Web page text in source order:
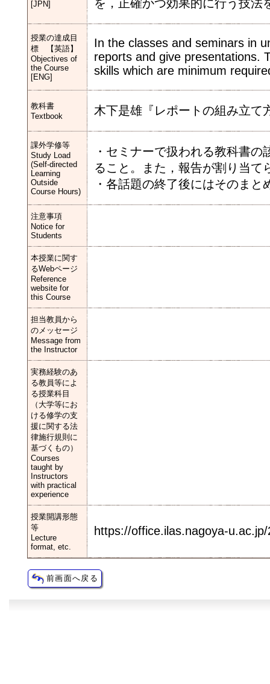
[JPN]
を，正確かつ効果的に行う技法
授業の達成目
標 【英語】
Objectives of
the Course
[ENG]
In the classes and seminars in
reports and give presentations.
skills which are minimum
教科書
Textbook
木下是雄『レポートの組み立て
課外学修等
Study Load
(Self-directed
Learning
Outside
Course Hours)
・セミナーで扱われる教科書
ること。また，報告が割り当て
・各話題の終了後にはそのま
注意事項
Notice for
Students
本授業に関す
るWebページ
Reference
website for
this Course
担当教員から
のメッセージ
Message from
the Instructor
実務経験のあ
る教員等によ
る授業科目
（大学等にお
ける修学の支
援に関する法
律施行規則に
基づくもの）
Courses
taught by
Instructors
with practical
experience
授業開講形態
等
Lecture
format, etc.
https://office.ilas.nagoya-